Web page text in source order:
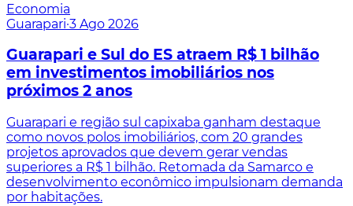
Economia
Guarapari·3 Ago 2026
Guarapari e Sul do ES atraem R$ 1 bilhão
em investimentos imobiliários nos
próximos 2 anos
Guarapari e região sul capixaba ganham destaque
como novos polos imobiliários, com 20 grandes
projetos aprovados que devem gerar vendas
superiores a R$ 1 bilhão. Retomada da Samarco e
desenvolvimento econômico impulsionam demanda
por habitações.